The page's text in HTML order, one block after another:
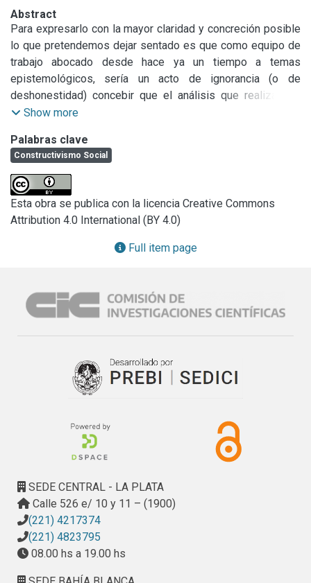
Abstract
Para expresarlo con la mayor claridad y concreción posible
lo que pretendemos dejar sentado es que como equipo de
trabajo abocado desde hace ya un tiempo a temas
epistemológicos, sería un acto de ignorancia (o de
deshonestidad) concebir que el análisis que realizamos,
fue posible hacerlo sin algún posicionamiento previo, como
desde ninguna parte”. Más allá de los conflictos o
cuestionamientos que el mismo puede causarnos, dado
nuestro actual nivel de formación, la opción no doctrinaria
por algunas de las tradiciones existentes dentro del
espectro epistemológico reclama, a nuestro entender, un
conocimiento más exhaustivo de las mismas y una
reflexión madura sobre sus implicancias en aquellas
objetivo que dio lugar al trabajo aquí emprendido.
Show more
Palabras clave
Constructivismo Social
Esta obra se publica con la licencia Creative Commons
Attribution 4.0 International (BY 4.0)
Full item page
SEDE CENTRAL - LA PLATA
Calle 526 e/ 10 y 11 – (1900)
(221) 4217374
(221) 4823795
08.00 hs a 19.00 hs